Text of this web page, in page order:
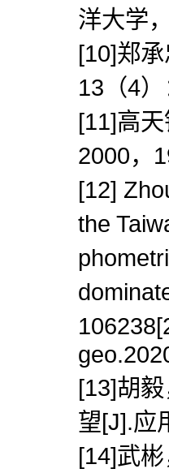
洋大学
[10]郑
13（4
[11]高
2000，
[12]
the
[13]胡
望[J].应
[14]武